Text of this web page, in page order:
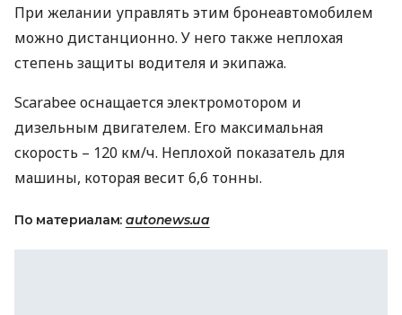
При желании управлять этим бронеавтомобилем
можно дистанционно. У него также неплохая
степень защиты водителя и экипажа.
Scarabee оснащается электромотором и
дизельным двигателем. Его максимальная
скорость – 120 км/ч. Неплохой показатель для
машины, которая весит 6,6 тонны.
По материалам: autonews.ua